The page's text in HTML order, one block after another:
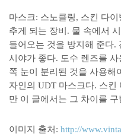
마스크: 스노클링, 스킨 다
추게 되는 장비. 물 속에서
들어오는 것을 방지해 준다.
시야가 좋다. 도수 렌즈를
쪽 눈이 분리된 것을 사용해
자인의 UDT 마스크다. 스킨
만 이 글에서는 그 차이를
이미지 출처: http://